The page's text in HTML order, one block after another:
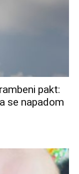
pakt:
se napadom